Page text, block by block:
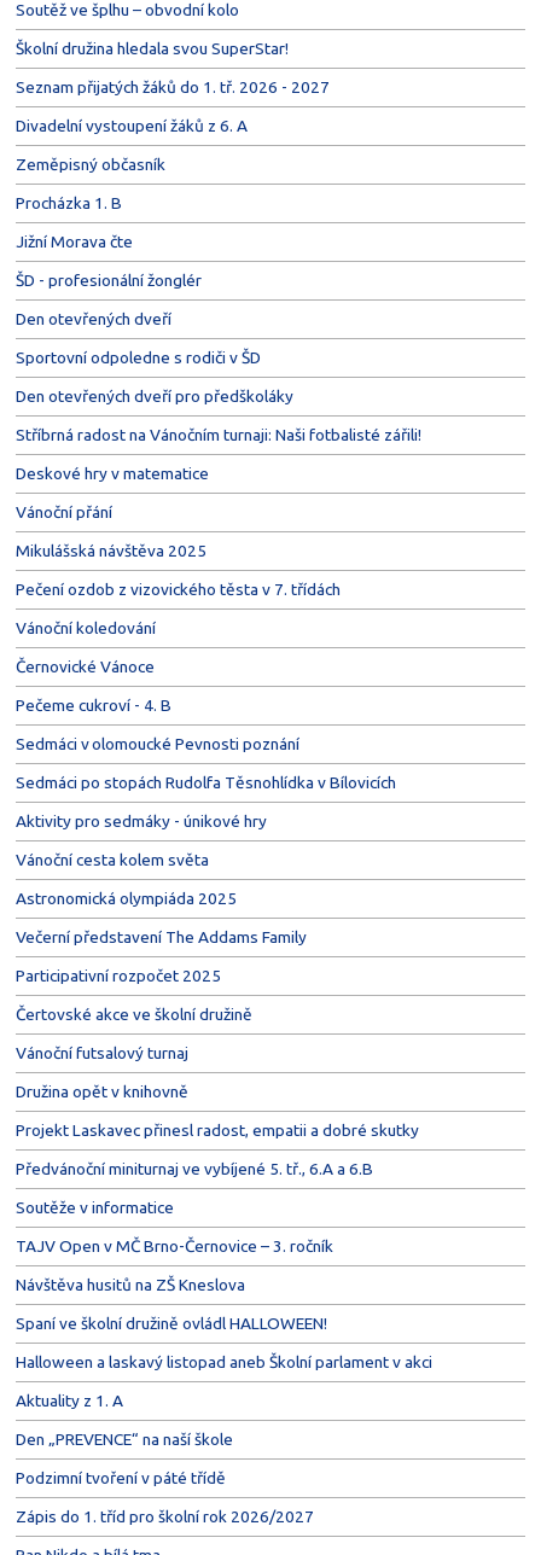
Soutěž ve šplhu – obvodní kolo
Školní družina hledala svou SuperStar!
Seznam přijatých žáků do 1. tř. 2026 - 2027
Divadelní vystoupení žáků z 6. A
Zeměpisný občasník
Procházka 1. B
Jižní Morava čte
ŠD - profesionální žonglér
Den otevřených dveří
Sportovní odpoledne s rodiči v ŠD
Den otevřených dveří pro předškoláky
Stříbrná radost na Vánočním turnaji: Naši fotbalisté zářili!
Deskové hry v matematice
Vánoční přání
Mikulášská návštěva 2025
Pečení ozdob z vizovického těsta v 7. třídách
Vánoční koledování
Černovické Vánoce
Pečeme cukroví - 4. B
Sedmáci v olomoucké Pevnosti poznání
Sedmáci po stopách Rudolfa Těsnohlídka v Bílovicích
Aktivity pro sedmáky - únikové hry
Vánoční cesta kolem světa
Astronomická olympiáda 2025
Večerní představení The Addams Family
Participativní rozpočet 2025
Čertovské akce ve školní družině
Vánoční futsalový turnaj
Družina opět v knihovně
Projekt Laskavec přinesl radost, empatii a dobré skutky
Předvánoční miniturnaj ve vybíjené 5. tř., 6.A a 6.B
Soutěže v informatice
TAJV Open v MČ Brno-Černovice – 3. ročník
Návštěva husitů na ZŠ Kneslova
Spaní ve školní družině ovládl HALLOWEEN!
Halloween a laskavý listopad aneb Školní parlament v akci
Aktuality z 1. A
Den „PREVENCE“ na naší škole
Podzimní tvoření v páté třídě
Zápis do 1. tříd pro školní rok 2026/2027